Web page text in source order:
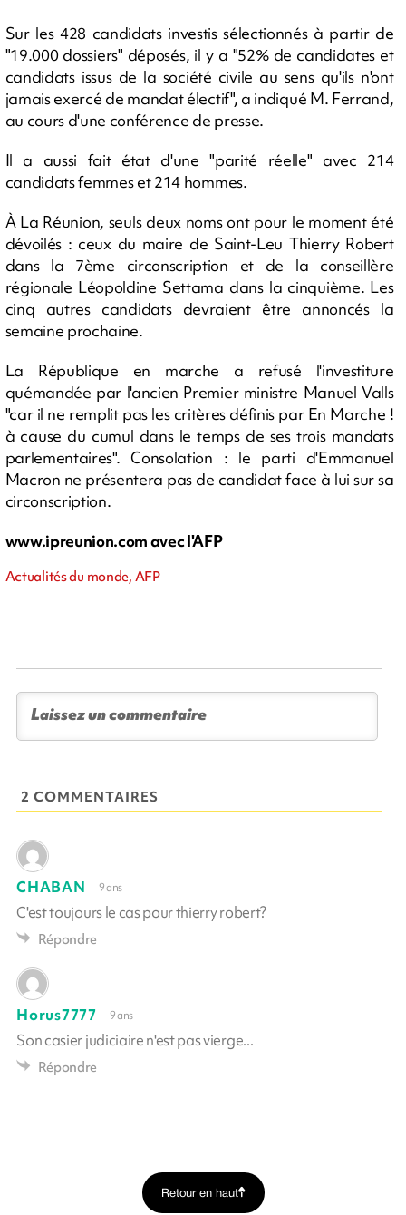
Sur les 428 candidats investis sélectionnés à partir de
"19.000 dossiers" déposés, il y a "52% de candidates et
candidats issus de la société civile au sens qu'ils n'ont
jamais exercé de mandat électif", a indiqué M. Ferrand,
au cours d'une conférence de presse.
Il a aussi fait état d'une "parité réelle" avec 214
candidats femmes et 214 hommes.
À La Réunion, seuls deux noms ont pour le moment été
dévoilés : ceux du maire de Saint-Leu Thierry Robert
dans la 7ème circonscription et de la conseillère
régionale Léopoldine Settama dans la cinquième. Les
cinq autres candidats devraient être annoncés la
semaine prochaine.
La République en marche a refusé l'investiture
quémandée par l'ancien Premier ministre Manuel Valls
"car il ne remplit pas les critères définis par En Marche !
à cause du cumul dans le temps de ses trois mandats
parlementaires". Consolation : le parti d'Emmanuel
Macron ne présentera pas de candidat face à lui sur sa
circonscription.
www.ipreunion.com avec l'AFP
Actualités du monde, AFP
2 COMMENTAIRES
CHABAN 9 ans
C'est toujours le cas pour thierry robert?
Répondre
Horus7777 9 ans
Son casier judiciaire n'est pas vierge...
Répondre
Retour en haut